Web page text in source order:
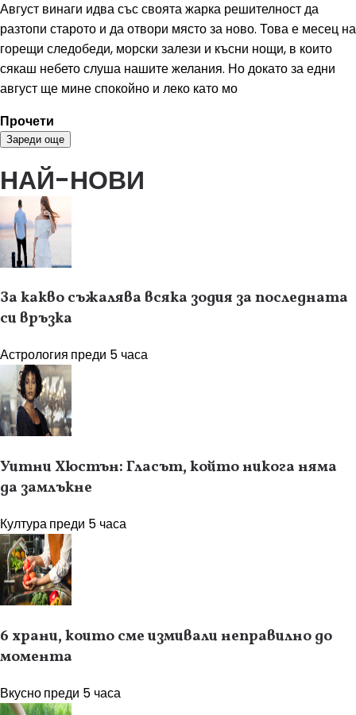
Август винаги идва със своята жарка решителност да
разтопи старото и да отвори място за ново. Това е месец на
горещи следобеди, морски залези и късни нощи, в които
сякаш небето слуша нашите желания. Но докато за едни
август ще мине спокойно и леко като мо
Прочети
Зареди още
НАЙ-НОВИ
За какво съжалява всяка зодия за последната
си връзка
Астрология преди 5 часа
Уитни Хюстън: Гласът, който никога няма
да замлъкне
Културапреди 5 часа
6 храни, които сме измивали неправилно до
момента
Вкуснопреди 5 часа